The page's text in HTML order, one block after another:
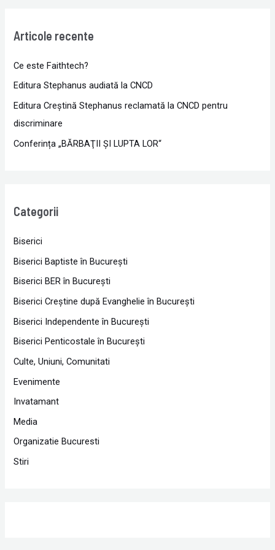
Articole recente
Ce este Faithtech?
Editura Stephanus audiată la CNCD
Editura Creștină Stephanus reclamată la CNCD pentru
discriminare
Conferința „BĂRBAŢII ŞI LUPTA LOR“
Categorii
Biserici
Biserici Baptiste în Bucureşti
Biserici BER în Bucureşti
Biserici Creştine după Evanghelie în Bucureşti
Biserici Independente în Bucureşti
Biserici Penticostale în Bucureşti
Culte, Uniuni, Comunitati
Evenimente
Invatamant
Media
Organizatie Bucuresti
Stiri